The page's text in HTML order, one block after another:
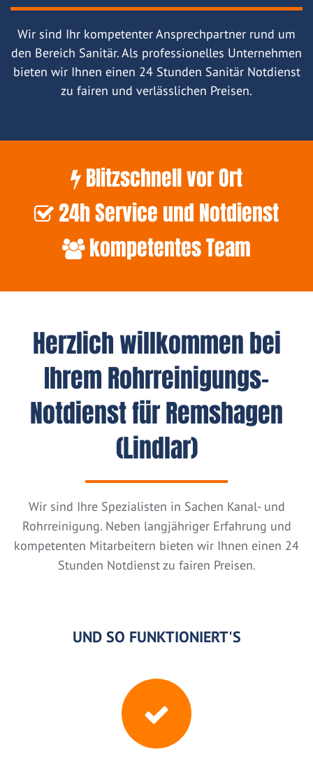
Wir sind Ihr kompetenter Ansprechpartner rund um
den Bereich Sanitär. Als professionelles Unternehmen
bieten wir Ihnen einen 24 Stunden Sanitär Notdienst
zu fairen und verlässlichen Preisen.
Blitzschnell vor Ort
24h Service und Notdienst
kompetentes Team
Herzlich willkommen bei
Ihrem Rohrreinigungs-
Notdienst für Remshagen
(Lindlar)
Wir sind Ihre Spezialisten in Sachen Kanal- und
Rohrreinigung. Neben langjähriger Erfahrung und
kompetenten Mitarbeitern bieten wir Ihnen einen 24
Stunden Notdienst zu fairen Preisen.
UND SO FUNKTIONIERT'S